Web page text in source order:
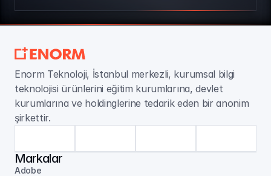
Enorm Teknoloji, İstanbul merkezli, kurumsal bilgi
teknolojisi ürünlerini eğitim kurumlarına, devlet
kurumlarına ve holdinglerine tedarik eden bir anonim
şirkettir.
Markalar
Adobe